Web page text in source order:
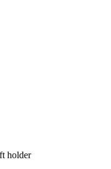
holder